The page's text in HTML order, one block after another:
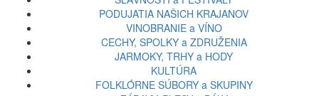
PODUJATIA NAŠICH KRAJANOV
VINOBRANIE a VÍNO
CECHY, SPOLKY a ZDRUŽENIA
JARMOKY, TRHY a HODY
KULTÚRA
FOLKLÓRNE SÚBORY a SKUPINY